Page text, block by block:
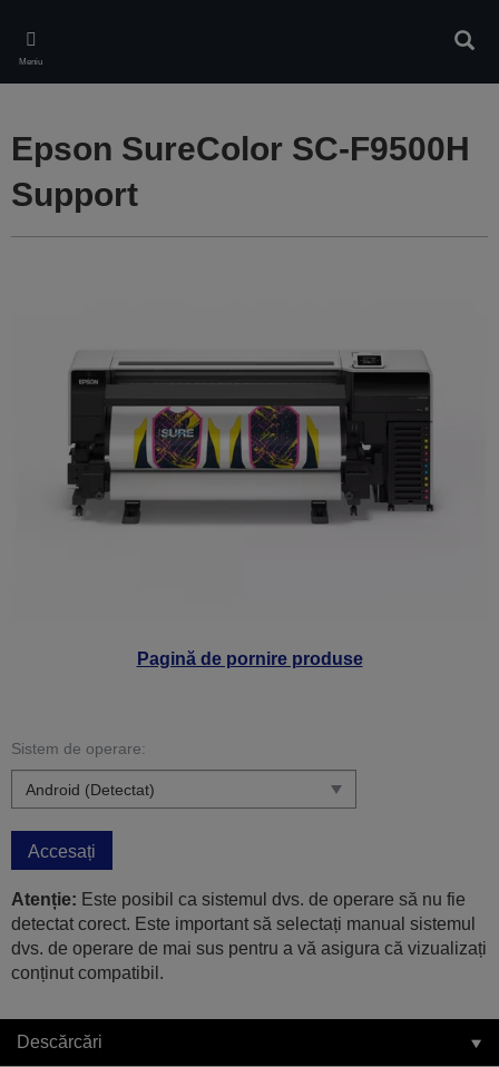
main
content
Meniu
Pagină de pornire produse
Epson SureColor SC-F9500H
Support
Sistem de operare:
Accesați
Atenție: Este posibil ca sistemul dvs. de operare să nu fie
detectat corect. Este important să selectați manual sistemul
dvs. de operare de mai sus pentru a vă asigura că vizualizați
conținut compatibil.
Descărcări